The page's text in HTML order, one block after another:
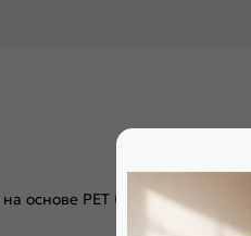
основе PET (Южная Корея),